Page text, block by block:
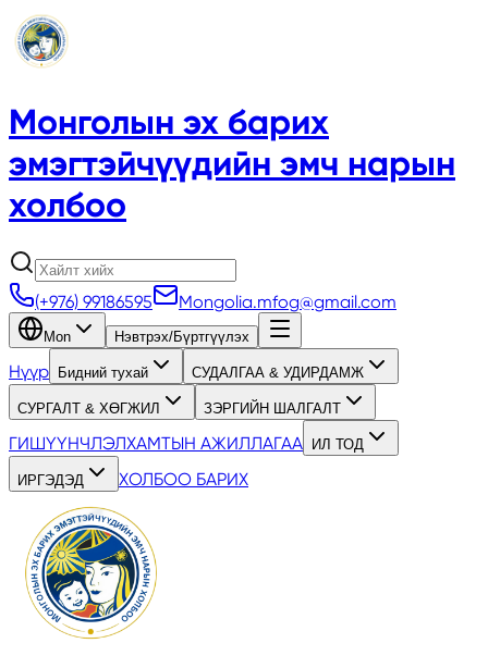
Монголын эх барих
эмэгтэйчүүдийн эмч нарын
холбоо
(+976) 99186595 Mongolia.mfog@gmail.com
Mon Нэвтрэх/Бүртгүүлэх
Нүүр Бидний тухай СУДАЛГАА & УДИРДАМЖ
СУРГАЛТ & ХӨГЖИЛ ЗЭРГИЙН ШАЛГАЛТ
ГИШҮҮНЧЛЭЛХАМТЫН АЖИЛЛАГАА ИЛ ТОД
ИРГЭДЭД ХОЛБОО БАРИХ